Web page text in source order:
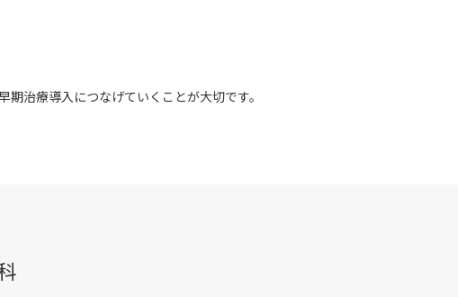
治療導入につなげていくことが大切です。